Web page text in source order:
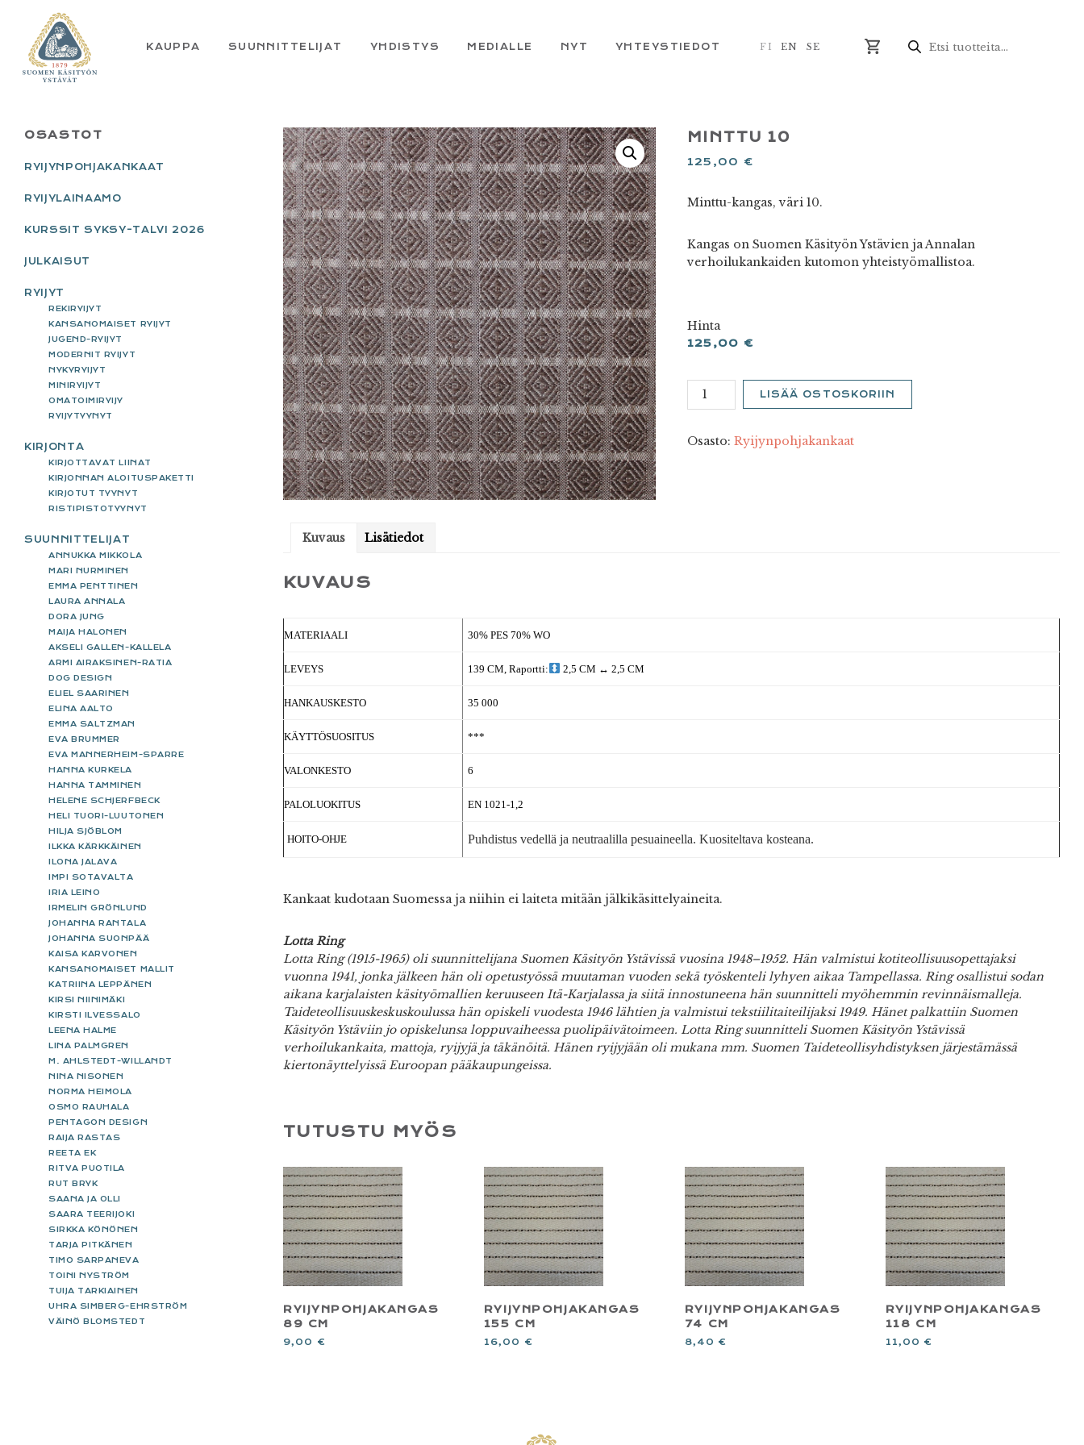
primary
navigation
content
primary
sidebar
footer
search
KAUPPA SUUNNITTELIJAT YHDISTYS MEDIALLE NYT YHTEYSTIEDOT FI EN SE
MINTTU 10
125,00 €
Minttu-kangas, väri 10.
Kangas on Suomen Käsityön Ystävien ja Annalan
verhoilukankaiden kutomon yhteistyömallistoa.
Hinta
125,00 €
Minttu
10
LISÄÄ OSTOSKORIIN
Osasto: Ryijynpohjakankaat
Kuvaus Lisätiedot
KUVAUS
MATERIAALI 30% PES 70% WO
LEVEYS 139 CM, Raportti: 2,5 CM ↔ 2,5 CM
HANKAUSKESTO 35 000
KÄYTTÖSUOSITUS ***
VALONKESTO 6
PALOLUOKITUS EN 1021-1,2
HOITO-OHJE Puhdistus vedellä ja neutraalilla pesuaineella. Kuositeltava kosteana.
Kankaat kudotaan Suomessa ja niihin ei laiteta mitään jälkikäsittelyaineita.
Lotta Ring
Lotta Ring (1915-1965) oli suunnittelijana Suomen Käsityön Ystävissä vuosina 1948–1952. Hän valmistui kotiteollisuusopettajaksi
vuonna 1941, jonka jälkeen hän oli opetustyössä muutaman vuoden sekä työskenteli lyhyen aikaa Tampellassa. Ring osallistui sodan
aikana karjalaisten käsityömallien keruuseen Itä-Karjalassa ja siitä innostuneena hän suunnitteli myöhemmin revinnäismalleja.
Taideteollisuuskeskuskoulussa hän opiskeli vuodesta 1946 lähtien ja valmistui tekstiilitaiteilijaksi 1949. Hänet palkattiin Suomen
Käsityön Ystäviin jo opiskelunsa loppuvaiheessa puolipäivätoimeen. Lotta Ring suunnitteli Suomen Käsityön Ystävissä
verhoilukankaita, mattoja, ryijyjä ja täkänöitä. Hänen ryijyjään oli mukana mm. Suomen Taideteollisyhdistyksen järjestämässä
kiertonäyttelyissä Euroopan pääkaupungeissa.
TUTUSTU MYÖS
RYIJYNPOHJAKANGAS
89 CM
9,00 €
RYIJYNPOHJAKANGAS
155 CM
16,00 €
RYIJYNPOHJAKANGAS
74 CM
8,40 €
RYIJYNPOHJAKANGAS
118 CM
11,00 €
PRIMARY
SIDEBAR
OSASTOT
RYIJYNPOHJAKANKAAT
RYIJYLAINAAMO
KURSSIT SYKSY-TALVI 2026
JULKAISUT
RYIJYT
REKIRYIJYT
KANSANOMAISET RYIJYT
JUGEND-RYIJYT
MODERNIT RYIJYT
NYKYRYIJYT
MINIRYIJYT
OMATOIMIRYIJY
RYIJYTYYNYT
KIRJONTA
KIRJOTTAVAT LIINAT
KIRJONNAN ALOITUSPAKETTI
KIRJOTUT TYYNYT
RISTIPISTOTYYNYT
SUUNNITTELIJAT
ANNUKKA MIKKOLA
MARI NURMINEN
EMMA PENTTINEN
LAURA ANNALA
DORA JUNG
MAIJA HALONEN
AKSELI GALLEN-KALLELA
ARMI AIRAKSINEN-RATIA
DOG DESIGN
ELIEL SAARINEN
ELINA AALTO
EMMA SALTZMAN
EVA BRUMMER
EVA MANNERHEIM-SPARRE
HANNA KURKELA
HANNA TAMMINEN
HELENE SCHJERFBECK
HELI TUORI-LUUTONEN
HILJA SJÖBLOM
ILKKA KÄRKKÄINEN
ILONA JALAVA
IMPI SOTAVALTA
IRIA LEINO
IRMELIN GRÖNLUND
JOHANNA RANTALA
JOHANNA SUONPÄÄ
KAISA KARVONEN
KANSANOMAISET MALLIT
KATRIINA LEPPÄNEN
KIRSI NIINIMÄKI
KIRSTI ILVESSALO
LEENA HALME
LINA PALMGREN
M. AHLSTEDT-WILLANDT
NINA NISONEN
NORMA HEIMOLA
OSMO RAUHALA
PENTAGON DESIGN
RAIJA RASTAS
REETA EK
RITVA PUOTILA
RUT BRYK
SAANA JA OLLI
SAARA TEERIJOKI
SIRKKA KÖNÖNEN
TARJA PITKÄNEN
TIMO SARPANEVA
TOINI NYSTRÖM
TUIJA TARKIAINEN
UHRA SIMBERG-EHRSTRÖM
VÄINÖ BLOMSTEDT